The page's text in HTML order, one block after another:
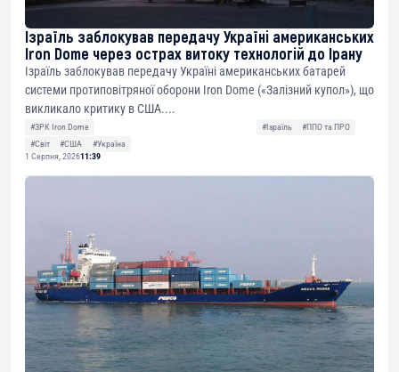
Ізраїль заблокував передачу Україні американських
Iron Dome через острах витоку технологій до Ірану
Ізраїль заблокував передачу Україні американських батарей
системи протиповітряної оборони Iron Dome («Залізний купол»), що
викликало критику в США....
#ЗРК Iron Dome #Ізраїль
#ППО та ПРО
#Світ
#США
#Україна
1 Серпня, 202611:39